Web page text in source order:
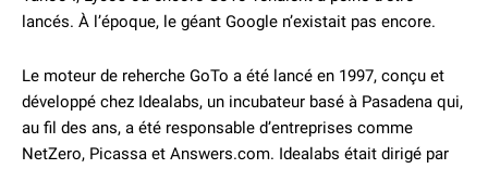
lancés. À l’époque, le géant Google n’existait pas encore.
Le moteur de reherche GoTo a été lancé en 1997, conçu et
développé chez Idealabs, un incubateur basé à Pasadena qui,
au fil des ans, a été responsable d’entreprises comme
NetZero, Picassa et Answers.com. Idealabs était dirigé par